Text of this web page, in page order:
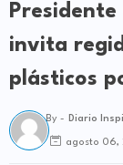
Presidente
invita
plásticos
By - Diario
agosto 06,